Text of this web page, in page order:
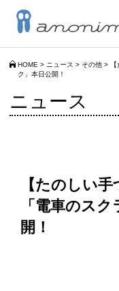
HOME > ニュース > その他 >
ク」本日公開！
ニュース
【たのしい
「電車のス
開！